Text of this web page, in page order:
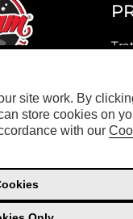
site work. By
store cookies on
with our